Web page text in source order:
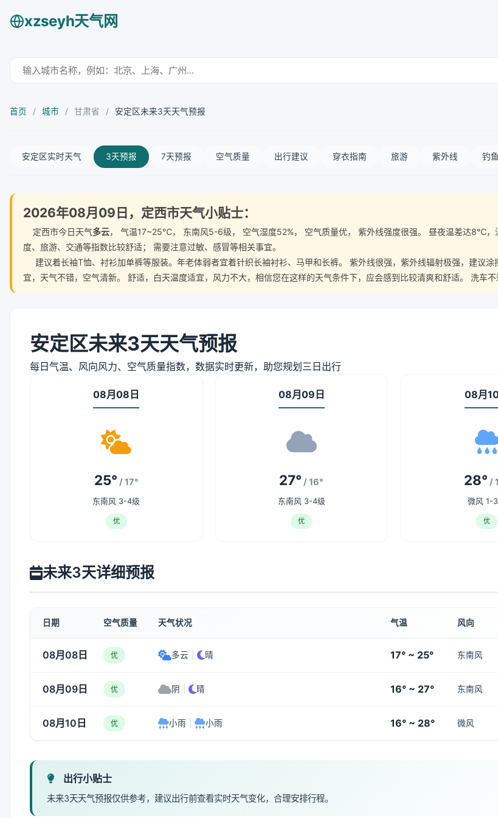
xzseyh天气网
首页 / 城市 / 甘肃省 / 安定区未来3天天气预报
安定区实时天气 3天预报 7天预报 空气质量 出行建议 穿衣指南 旅游 紫外线 钓鱼
2026年08月09日，定西市天气小贴士：
定西市今日天气多云， 气温17~25℃， 东南风5-6级， 空气湿度52%， 空气质量优， 紫外线强度很强。 昼夜温差达8℃
度、旅游、交通等指数比较舒适； 需要注意过敏、感冒等相关事宜。
建议着长袖T恤、衬衫加单裤等服装。年老体弱者宜着针织长袖衬衫、马甲和长裤。 紫外线很强，紫外线辐射极强，建议
宜，天气不错，空气清新。 舒适，白天温度适宜，风力不大，相信您在这样的天气条件下，应会感到比较清爽和舒适。 洗车
安定区未来3天天气预报
每日气温、风向风力、空气质量指数，数据实时更新，助您规划三日出行
08月08日
25° / 17°
东南风 3-4级
优
08月09日
27° / 16°
东南风 3-4级
优
08月
28° /
微风 1-
优
未来3天详细预报
日期 空气质量 天气状况 气温 风向
08月08日 优 多云 晴 17° ~ 25° 东南风
08月09日 优 阴 晴 16° ~ 27° 东南风
08月10日 优 小雨 小雨 16° ~ 28° 微风
出行小贴士
未来3天天气预报仅供参考，建议出行前查看实时天气变化，合理安排行程。